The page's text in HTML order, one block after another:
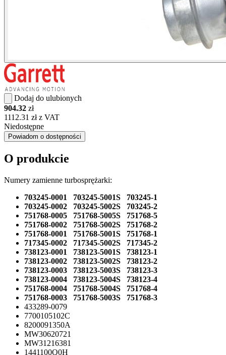
Dodaj do ulubionych
904.32 zł
1112.31 zł z VAT
Niedostępne
Powiadom o dostępności
O produkcie
Numery zamienne turbosprężarki:
703245-0001 703245-5001S 703245-1
703245-0002 703245-5002S 703245-2
751768-0005 751768-5005S 751768-5
751768-0002 751768-5002S 751768-2
751768-0001 751768-5001S 751768-1
717345-0002 717345-5002S 717345-2
738123-0001 738123-5001S 738123-1
738123-0002 738123-5002S 738123-2
738123-0003 738123-5003S 738123-3
738123-0004 738123-5004S 738123-4
751768-0004 751768-5004S 751768-4
751768-0003 751768-5003S 751768-3
433289-0079
7700105102C
8200091350A
MW30620721
MW31216381
1441100Q0H